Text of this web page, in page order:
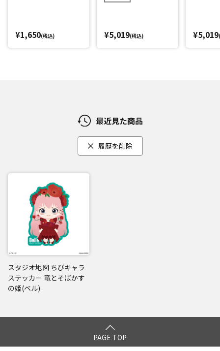
¥1,650(税込) ¥5,019(税込) ¥5,019
最近見た商品
履歴を削除
スタジオ地図 ちびキャラ
ステッカー 竜とそばかす
の姫(ベル)
PAGE TOP